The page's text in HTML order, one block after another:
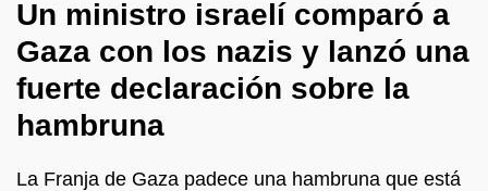
Un ministro israelí comparó a
Gaza con los nazis y lanzó una
fuerte declaración sobre la
hambruna
La Franja de Gaza padece una hambruna que está